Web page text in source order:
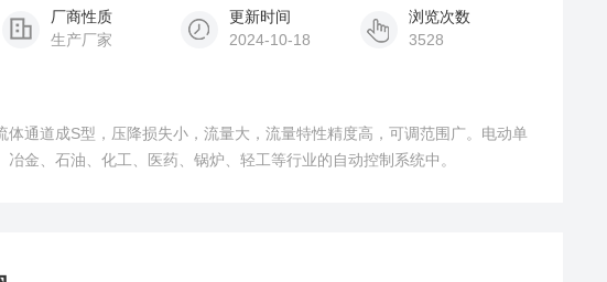
厂商性质
生产厂家
更新时间
2024-10-18
浏览次数
3528
体通道成S型，压降损失小，流量大，流量特性精度高，可调范围广。电动单
冶金、石油、化工、医药、锅炉、轻工等行业的自动控制系统中。